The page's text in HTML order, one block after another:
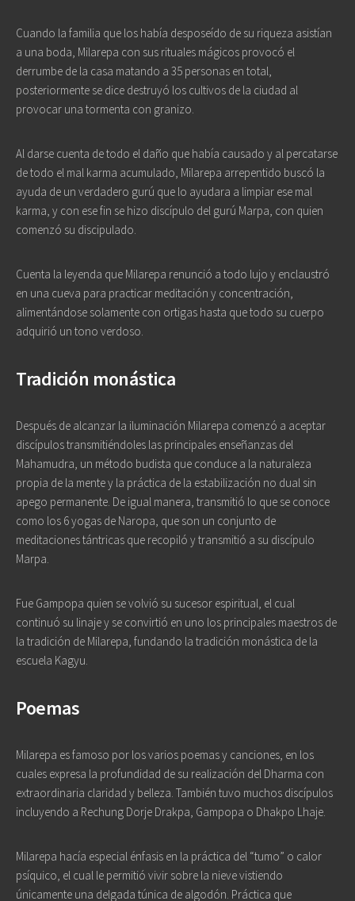
Cuando la familia que los había desposeído de su riqueza asistían
a una boda, Milarepa con sus rituales mágicos provocó el
derrumbe de la casa matando a 35 personas en total,
posteriormente se dice destruyó los cultivos de la ciudad al
provocar una tormenta con granizo.
Al darse cuenta de todo el daño que había causado y al percatarse
de todo el mal karma acumulado, Milarepa arrepentido buscó la
ayuda de un verdadero gurú que lo ayudara a limpiar ese mal
karma, y con ese fin se hizo discípulo del gurú Marpa, con quien
comenzó su discipulado.
Cuenta la leyenda que Milarepa renunció a todo lujo y enclaustró
en una cueva para practicar meditación y concentración,
alimentándose solamente con ortigas hasta que todo su cuerpo
adquirió un tono verdoso.
Tradición monástica
Después de alcanzar la iluminación Milarepa comenzó a aceptar
discípulos transmitiéndoles las principales enseñanzas del
Mahamudra, un método budista que conduce a la naturaleza
propia de la mente y la práctica de la estabilización no dual sin
apego permanente. De igual manera, transmitió lo que se conoce
como los 6 yogas de Naropa, que son un conjunto de
meditaciones tántricas que recopiló y transmitió a su discípulo
Marpa.
Fue Gampopa quien se volvió su sucesor espiritual, el cual
continuó su linaje y se convirtió en uno los principales maestros de
la tradición de Milarepa, fundando la tradición monástica de la
escuela Kagyu.
Poemas
Milarepa es famoso por los varios poemas y canciones, en los
cuales expresa la profundidad de su realización del Dharma con
extraordinaria claridad y belleza. También tuvo muchos discípulos
incluyendo a Rechung Dorje Drakpa, Gampopa o Dhakpo Lhaje.
Milarepa hacía especial énfasis en la práctica del “tumo” o calor
psíquico, el cual le permitió vivir sobre la nieve vistiendo
únicamente una delgada túnica de algodón. Práctica que